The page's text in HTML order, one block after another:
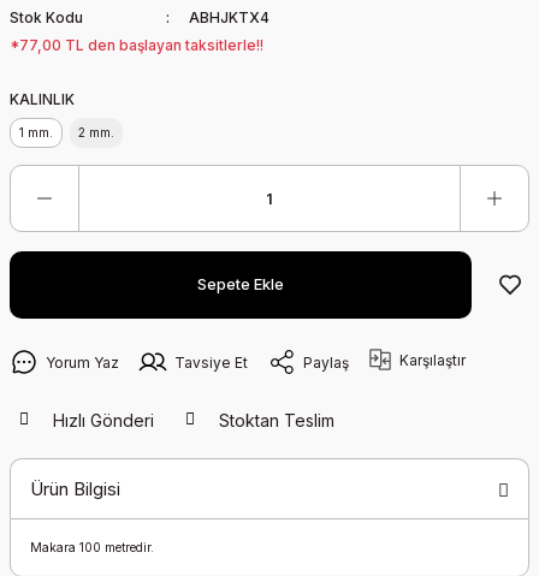
Stok Kodu
ABHJKTX4
*77,00 TL den başlayan taksitlerle!!
KALINLIK
1 mm. 2 mm.
Sepete Ekle
Yorum Yaz Tavsiye Et Paylaş Karşılaştır
Hızlı Gönderi Stoktan Teslim
Ürün Bilgisi
Makara 100 metredir.